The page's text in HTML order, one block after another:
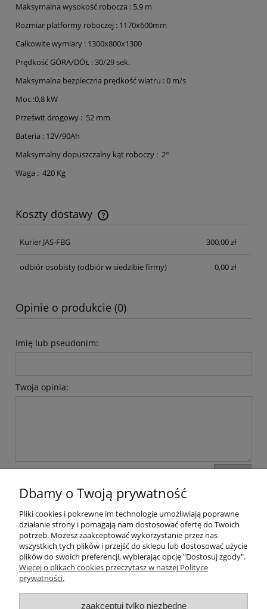
Maksymalna wysokość robocza : 5,9 m
Rozmiar platformy roboczej : 1170x600mm
Całkowite wymiary : 1300x800x1300
Prędkość GÓRA/DÓŁ : 30/29 sek.
Maksymalna bezpieczna prędkość wiatru : 0 m/s
Moc :0,8 kW
Prześwit drogowy : 52 mm
Bateria : 12V/90Ah
Maksymalny dopuszczalny kąt roboczy : 2°
Waga : 420 Kg
Koszty dostawy
Cena nie zawiera ewentualnych kosztów płatności
Kurier JAS-FBG
300,00 zł
odbiór osobisty(odbiór w siedzibie firmy) 0,00 zł
Opinie o produkcie (0)
Imię lub pseudonim:
Twoja opinia:
Moje konto
Płatności i dostawa
O nas
Dbamy o Twoją prywatność
Pliki cookies i pokrewne im technologie umożliwiają poprawne
działanie strony i pomagają nam dostosować ofertę do Twoich
potrzeb. Możesz zaakceptować wykorzystanie przez nas
wszystkich tych plików i przejść do sklepu lub dostosować użycie
plików do swoich preferencji, wybierając opcję "Dostosuj zgody".
Więcej o plikach cookies przeczytasz w naszej Polityce
prywatności.
zaakceptuj tylko niezbędne